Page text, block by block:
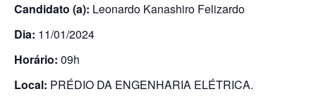
Candidato (a): Leonardo Kanashiro Felizardo
Dia: 11/01/2024
Horário: 09h
Local: PRÉDIO DA ENGENHARIA ELÉTRICA.